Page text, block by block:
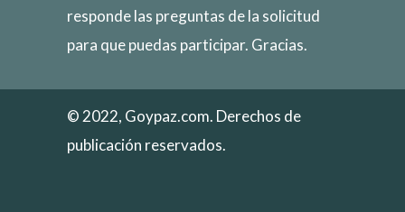
responde las preguntas de la solicitud
para que puedas participar. Gracias.
© 2022, Goypaz.com. Derechos de
publicación reservados.